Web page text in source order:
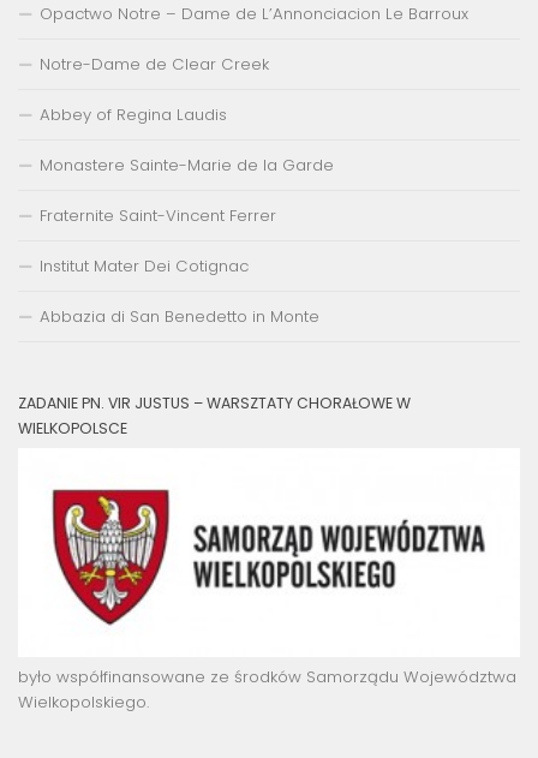
Opactwo Notre – Dame de L’Annonciacion Le Barroux
Notre-Dame de Clear Creek
Abbey of Regina Laudis
Monastere Sainte-Marie de la Garde
Fraternite Saint-Vincent Ferrer
Institut Mater Dei Cotignac
Abbazia di San Benedetto in Monte
ZADANIE PN. VIR JUSTUS – WARSZTATY CHORAŁOWE W
WIELKOPOLSCE
było współfinansowane ze środków Samorządu Województwa
Wielkopolskiego.